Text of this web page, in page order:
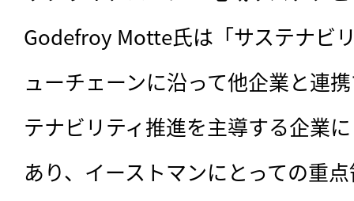
Godefroy Motte氏は「サステナビ
ューチェーンに沿って他企業と連
テナビリティ推進を主導する企業
あり、イーストマンにとっての重